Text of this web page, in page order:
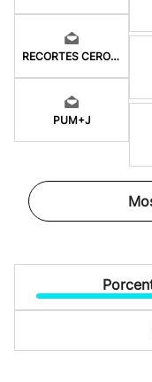
RECORTES CERO-GV
PUM+J